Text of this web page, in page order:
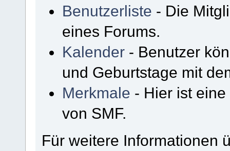
Benutzerliste - Die
eines Forums.
Kalender - Benutzer
und Geburtstage mit
Merkmale - Hier ist
von SMF.
Für weitere Informationen